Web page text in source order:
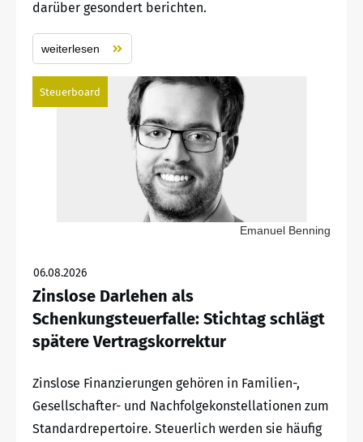
darüber gesondert berichten.
weiterlesen
Steuerboard
Emanuel Benning
06.08.2026
Zinslose Darlehen als
Schenkungsteuerfalle: Stichtag schlägt
spätere Vertragskorrektur
Zinslose Finanzierungen gehören in Familien-,
Gesellschafter- und Nachfolgekonstellationen zum
Standardrepertoire. Steuerlich werden sie häufig